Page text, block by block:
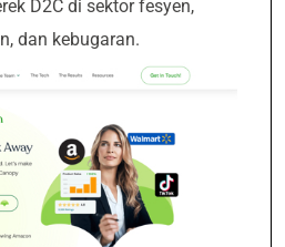
D2C di sektor fesyen,
dan kebugaran.